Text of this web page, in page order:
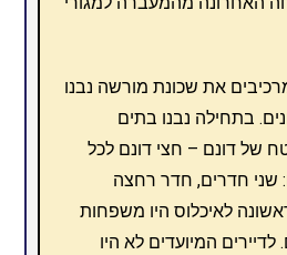
את שכונת מורשה נבנו
בתחילה נבנו בתים
של דונם – חצי דונם לכל
שני חדרים, חדר רחצה
לאיכלוס היו משפחות
לדיירים המיועדים לא היו